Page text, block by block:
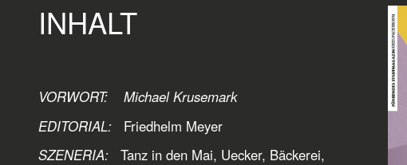
INHALT
VORWORT: Michael Krusemark
EDITORIAL:Friedhelm Meyer
SZENERIA: Tanz in den Mai, Uecker, Bäckerei,